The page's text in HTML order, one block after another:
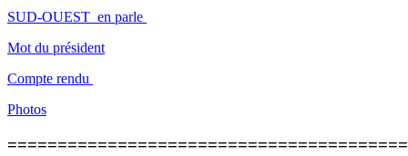
SUD-OUEST en parle
Mot du président
Compte rendu
Photos
========================================